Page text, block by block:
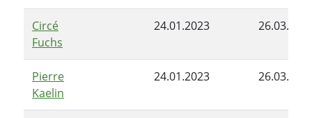
Circé
Fuchs
24.01.2023
Pierre
Kaelin
24.01.2023